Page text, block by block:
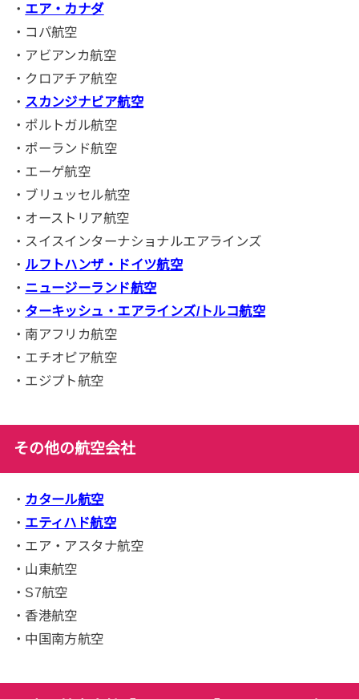
・ エア・カナダ
・コパ航空
・アビアンカ航空
・クロアチア航空
・ スカンジナビア航空
・ポルトガル航空
・ポーランド航空
・エーゲ航空
・ブリュッセル航空
・オーストリア航空
・スイスインターナショナルエアラインズ
・ ルフトハンザ・ドイツ航空
・ ニュージーランド航空
・ ターキッシュ・エアラインズ/トルコ航空
・南アフリカ航空
・エチオピア航空
・エジプト航空
その他の航空会社
・ カタール航空
・ エティハド航空
・エア・アスタナ航空
・山東航空
・S7航空
・香港航空
・中国南方航空